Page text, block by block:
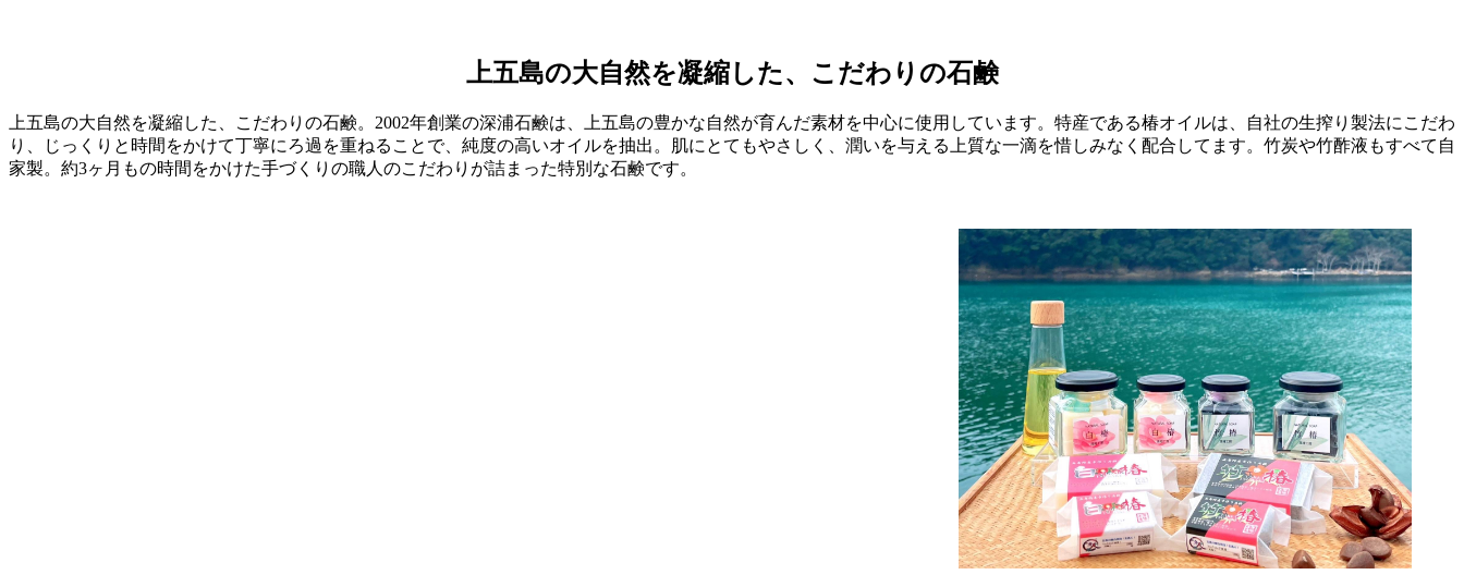
上五島の大自然を凝縮した、こだわりの石鹸
上五島の大自然を凝縮した、こだわりの石鹸。2002年創業の深浦石鹸は、上五島の豊かな自然が育んだ素材を中心に使用しています。特産である椿オイルは、自社の生搾り製法にこだわ
り、じっくりと時間をかけて丁寧にろ過を重ねることで、純度の高いオイルを抽出。肌にとてもやさしく、潤いを与える上質な一滴を惜しみなく配合してます。竹炭や竹酢液もすべて自
家製。約3ヶ月もの時間をかけた手づくりの職人のこだわりが詰まった特別な石鹸です。